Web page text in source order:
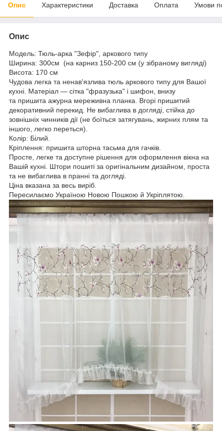
Опис Характеристики Доставка Оплата Умови
Опис
Модель: Тюль-арка "Зефір", аркового типу
Ширина: 300см (на карниз 150-200 см (у зібраному вигляді)
Висота: 170 см
Чудова легка та ненав'язлива тюль аркового типу для Вашої
кухні. Матеріал — сітка "фразузька" і шифон, внизу
та пришита ажурна мереживна планка. Вгорі пришитий
декоративний перекид. Не вибаглива в догляді, стійка до
зовнішніх чинників дії (не боїться затягувань, жирних плям та
іншого, легко переться).
Колір: Білий.
Кріплення: пришита шторна тасьма для гачків.
Просте, легке та доступне рішення для оформлення вікна на
Вашій кухні. Штори пошиті за оригінальним дизайном, проста
та не вибаглива в пранні та догляді.
Ціна вказана за весь виріб.
Пересилаємо Україною Новою Пошкою й Укріплятою.